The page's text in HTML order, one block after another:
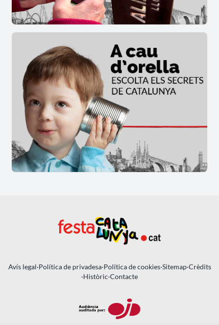
Avís legal·Política de privadesa·Política de cookies·Sitemap·Crèdits
·Històric·Contacte